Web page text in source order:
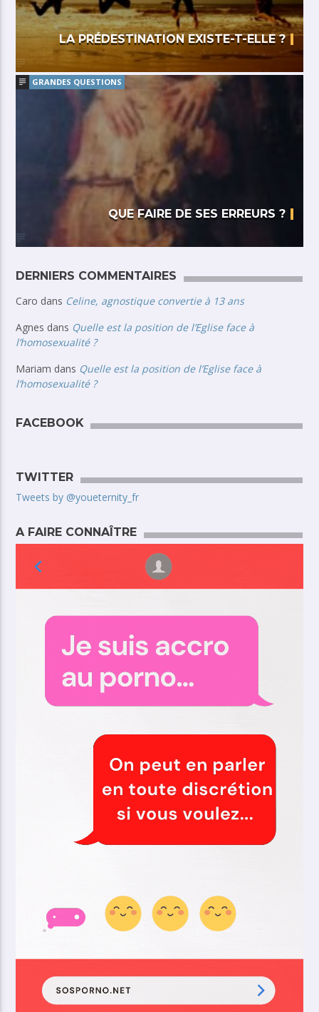
LA PRÉDESTINATION EXISTE-T-ELLE ?
GRANDES QUESTIONS
QUE FAIRE DE SES ERREURS ?
DERNIERS COMMENTAIRES
Caro dans Celine, agnostique convertie à 13 ans
Agnes dans Quelle est la position de l’Eglise face à
l’homosexualité ?
Mariam dans Quelle est la position de l’Eglise face à
l’homosexualité ?
FACEBOOK
TWITTER
Tweets by @youeternity_fr
A FAIRE CONNAÎTRE